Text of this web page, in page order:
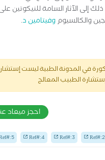
إلى الآثار السامة
والكالسيوموفيتامين د.
في المدونة الطبية ليست
الطبيب المعالج
احجز ميعاد
Ref#:2
Ref#:3
Ref#:4